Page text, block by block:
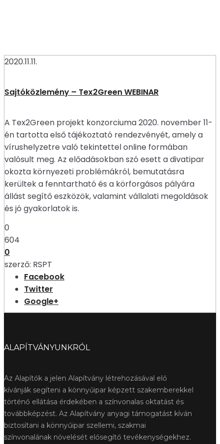
2020.11.11.
Sajtóközlemény – Tex2Green WEBINAR
A Tex2Green projekt konzorciuma 2020. november 11-
én tartotta első tájékoztató rendezvényét, amely a
vírushelyzetre való tekintettel online formában
valósult meg. Az előadásokban szó esett a divatipar
okozta környezeti problémákról, bemutatásra
kerültek a fenntartható és a körforgásos pályára
állást segítő eszközök, valamint vállalati megoldások
és jó gyakorlatok is.
0
604
0
szerző: RSPT
Facebook
Twitter
Google+
ALAPÍTVÁNYUNKRÓL
Az Alapítók a jelen Alapítvány létrehozásával elő
kívánják segíteni a könnyűipar képzett szakemberekkel
történő ellátása érdekében a színvonalas oktatást és
továbbképzést. Az Alapítvány anyagi támogatást kíván
biztosítani a könnyűipar szellemi, szakmai
színvonalának növelését elősegítő tevékenységekhez.